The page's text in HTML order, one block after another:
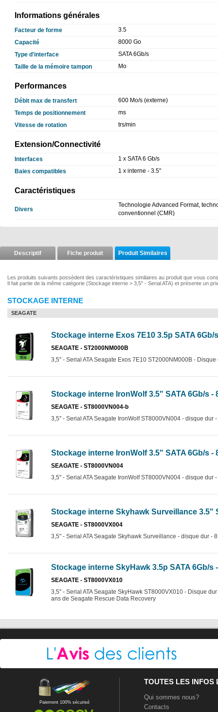
Informations générales
Facteur de forme
3.5
Capacité
8000 Go
Type d'interface
SATA 6Gb/s
Taille de la mémoire tampon
Mo
Performances
Débit max de transfert
600 Mo/s (externe)
Temps de positionnement
ms
Vitesse de rotation
trs/min
Extension/Connectivité
Interfaces
1 x SATA 6 Gb/s
Baies compatibles
1 x interne - 3.5"
Caractéristiques
Divers
Technologie Advanced Format,
conventionnel (CMR)
Descriptif Fiche produit Produit Similaires
Les produits suivants possèdent des caractéristiques similaires au produit que vous
Il fait partie de la même catégorie (Stockage interne > 3,5'' - Serial ATA) et présente un
STOCKAGE INTERNE
SEAGATE
Stockage interne Exos 7E10 3.5p SATA 6Gb/
SEAGATE - ST2000NM000B
3,5'' - Serial ATA Seagate Exos 7E10 ST2000NM000B -
Stockage interne IronWolf 3.5" SATA 6Gb/s -
SEAGATE - ST8000VN004-b
3,5'' - Serial ATA Seagate IronWolf ST8000VN004 - disque dur -
Stockage interne IronWolf 3.5" SATA 6Gb/s -
SEAGATE - ST8000VN004
3,5'' - Serial ATA Seagate IronWolf ST8000VN004 - disque dur -
Stockage interne Skyhawk Surveillance 3.5"
SEAGATE - ST8000VX004
3,5'' - Serial ATA Seagate Skyhawk Surveillance - disque dur - 8
Stockage interne SkyHawk 3.5p SATA 6Gb/s
SEAGATE - ST8000VX010
3,5'' - Serial ATA Seagate SkyHawk ST8000VX010 - Disque
ans de Seagate Rescue Data Recovery
Paiement 100% sécurisé
TOUTES LES INFOS
Qui sommes nous?
Contacts